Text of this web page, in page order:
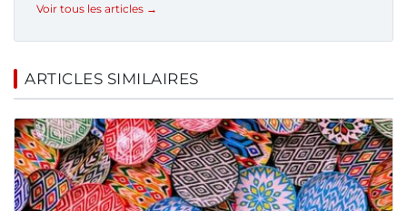
Voir tous les articles →
ARTICLES SIMILAIRES